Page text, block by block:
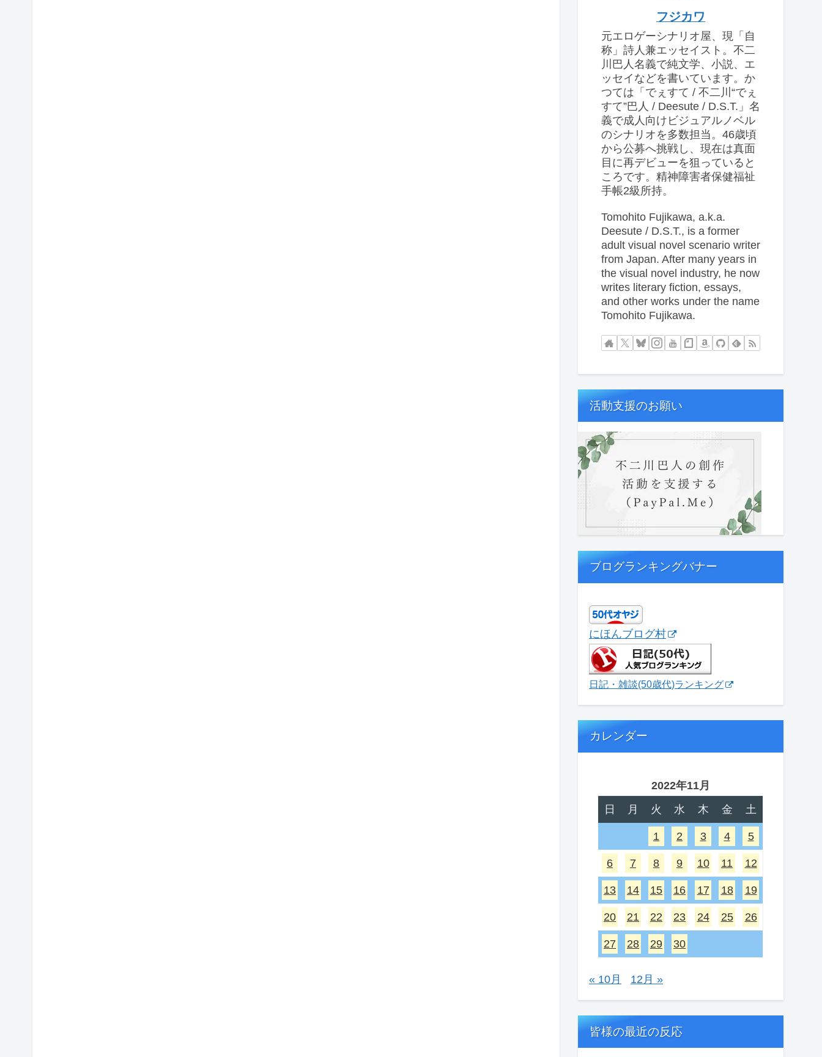
フジカワ
元エロゲーシナリオ屋、現「自
称」詩人兼エッセイスト。不二
川巴人名義で純文学、小説、エ
ッセイなどを書いています。か
つては「でぇすて / 不二川“でぇ
すて”巴人 / Deesute / D.S.T.」名
義で成人向けビジュアルノベル
のシナリオを多数担当。46歳頃
から公募へ挑戦し、現在は真面
目に再デビューを狙っていると
ころです。精神障害者保健福祉
手帳2級所持。
Tomohito Fujikawa, a.k.a.
Deesute / D.S.T., is a former
adult visual novel scenario writer
from Japan. After many years in
the visual novel industry, he now
writes literary fiction, essays,
and other works under the name
Tomohito Fujikawa.
活動支援のお願い
ブログランキングバナー
にほんブログ村
日記・雑談(50歳代)ランキング
カレンダー
2022年11月
日
月 火 水 木 金 土
1 2 3 4 5
6 7 8 9 10 11 12
13 14 15 16 17 18 19
20 21 22 23 24 25 26
27 28 29 30
« 10月 12月 »
皆様の最近の反応